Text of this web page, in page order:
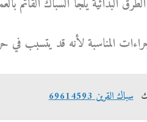
البدائية يلجأ السباك القائم
المناسبة لأنه قد يتسبب في
سباك القرين 69614593